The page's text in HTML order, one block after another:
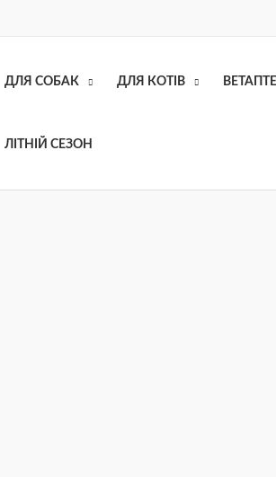
ДЛЯ СОБАК ДЛЯ КОТІВ
ЛІТНІЙ СЕЗОН